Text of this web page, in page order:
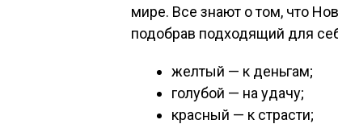
мире. Все знают о том, что
подобрав подходящий для
желтый — к деньгам;
голубой — на удачу;
красный — к страсти;